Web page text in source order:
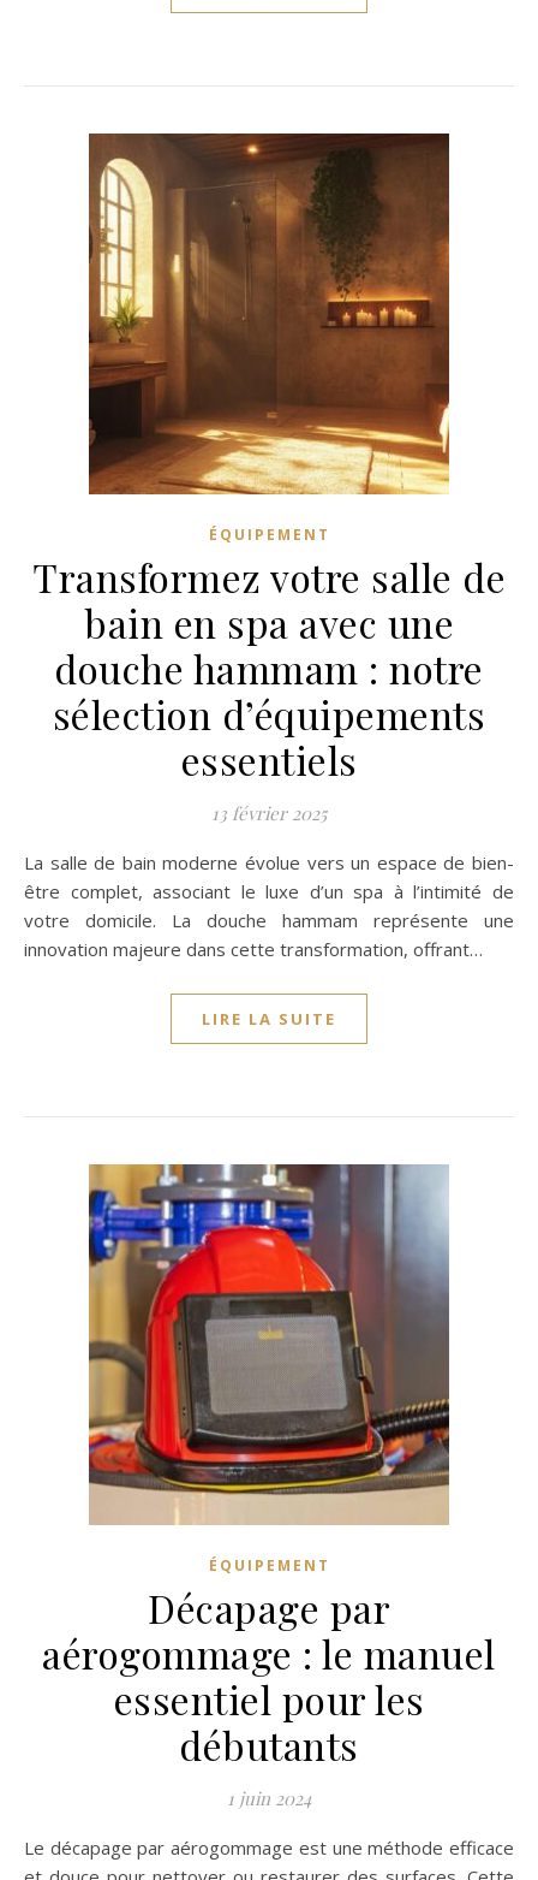
ÉQUIPEMENT
Transformez votre salle de
bain en spa avec une
douche hammam : notre
sélection d’équipements
essentiels
13 février 2025
La salle de bain moderne évolue vers un espace de bien-
être complet, associant le luxe d’un spa à l’intimité de
votre domicile. La douche hammam représente une
innovation majeure dans cette transformation, offrant…
LIRE LA SUITE
ÉQUIPEMENT
Décapage par
aérogommage : le manuel
essentiel pour les
débutants
1 juin 2024
Le décapage par aérogommage est une méthode efficace